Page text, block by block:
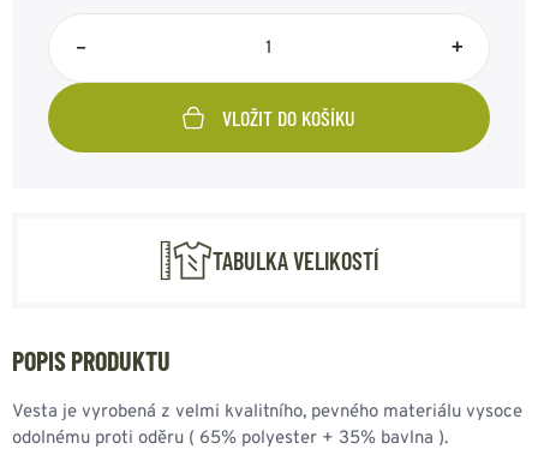
– +
VLOŽIT DO KOŠÍKU
TABULKA VELIKOSTÍ
POPIS PRODUKTU
Vesta je vyrobená z velmi kvalitního, pevného materiálu vysoce
odolnému proti oděru ( 65% polyester + 35% bavlna ).